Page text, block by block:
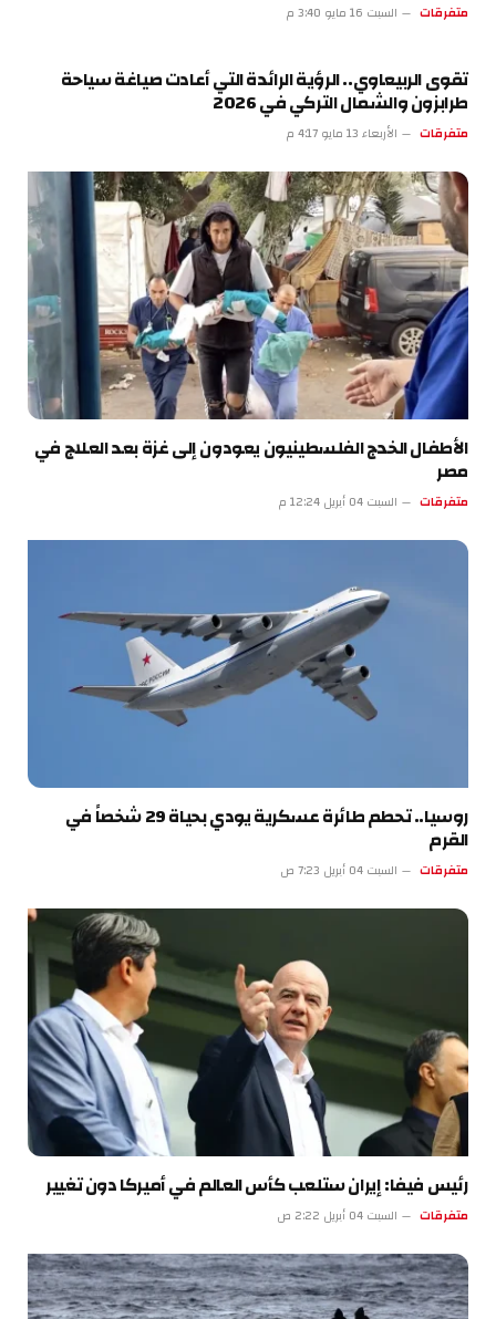
متفرقات السبت 16 مايو 3:40 م
تقوى الربيعاوي.. الرؤية الرائدة التي أعادت صياغة سياحة
طرابزون والشمال التركي في 2026
متفرقات الأربعاء 13 مايو 4:17 م
الأطفال الخدج الفلسطينيون يعودون إلى غزة بعد العلاج في
مصر
متفرقات السبت 04 أبريل 12:24 م
روسيا.. تحطم طائرة عسكرية يودي بحياة 29 شخصاً في
القرم
متفرقات السبت 04 أبريل 7:23 ص
رئيس فيفا: إيران ستلعب كأس العالم في أميركا دون تغيير
متفرقات السبت 04 أبريل 2:22 ص